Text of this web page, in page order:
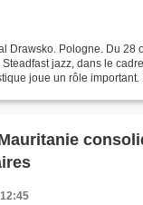
Drawsko. Pologne. Du 28
Steadfast jazz, dans le
joue un rôle important.